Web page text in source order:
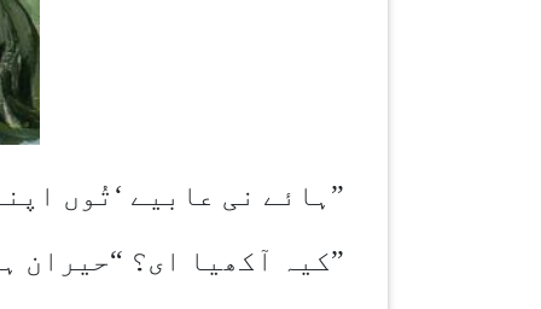
” ہائے نی عابیے ‘ تُوں
”کیہ آکھیا ای؟ “حیران